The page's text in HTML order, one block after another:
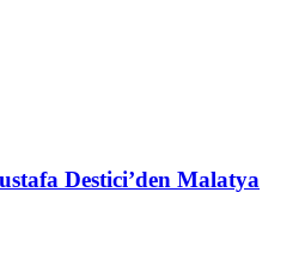
Destici’den Malatya